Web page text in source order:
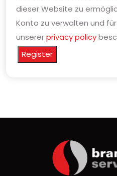
dieser Website zu
Konto zu verwalten und
unsererprivacy policy
Register